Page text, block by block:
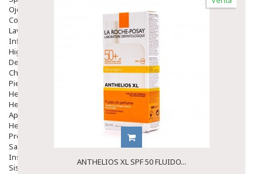
Ojos Y Oidos
Congestión
Lavado Ojos
Inflamación Del Oido (otitis)
Higiene Oido
Deshabituación Tabaquismo
Chicles
Piel
Herpes Y Hongos
Heridas Y úlceras
Aparato Genital
Hemorroides
Protectores Y Emolientes
Salud
Insomnio
Sistema Nervioso
ANTHELIOS XL SPF 50 FLUIDO...